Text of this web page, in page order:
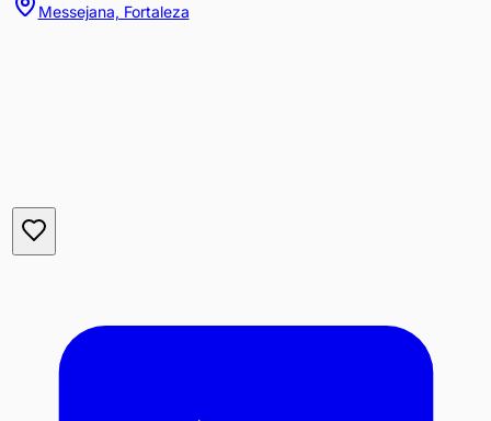
Messejana, Fortaleza